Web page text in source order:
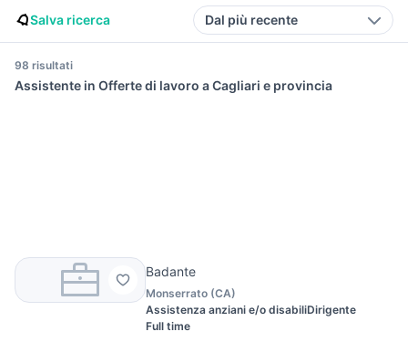
Salva ricerca Dal più recente
98 risultati
Assistente in Offerte di lavoro a Cagliari e provincia
Badante
Monserrato (CA)
Assistenza anziani e/o disabiliDirigente
Full time